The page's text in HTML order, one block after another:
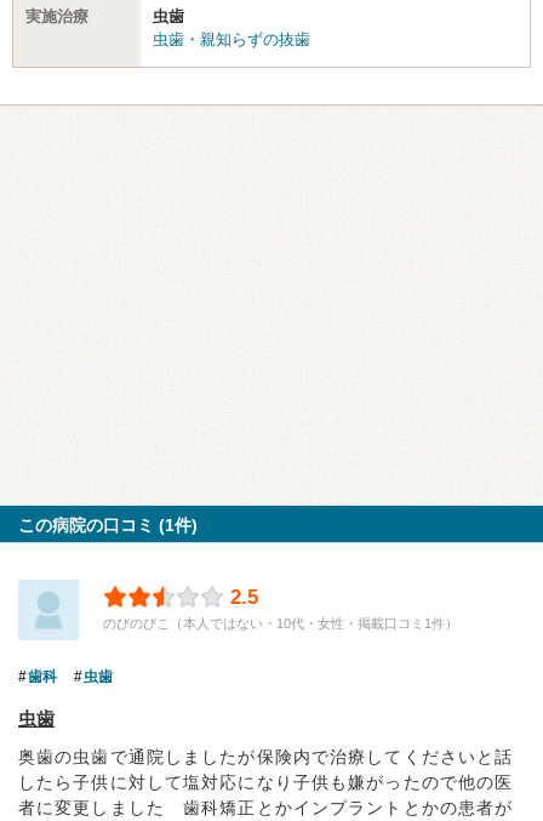
実施治療
虫歯
虫歯・親知らずの抜歯
この病院の口コミ (1件)
2.5
のびのびこ（本人ではない・10代・女性・掲載口コミ1件）
歯科 虫歯
虫歯
奥歯の虫歯で通院しましたが保険内で治療してくださいと話
したら子供に対して塩対応になり子供も嫌がったので他の医
者に変更しました 歯科矯正とかインプラントとかの患者が